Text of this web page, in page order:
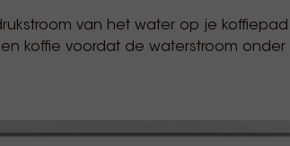
van het water op je
koffie voordat de waterstroom onder